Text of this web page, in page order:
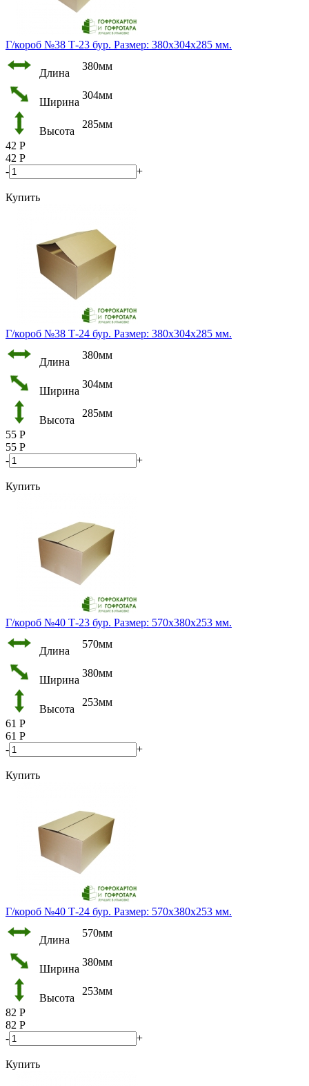
Г/короб №38 Т-23 бур. Размер: 380х304х285 мм.
Длина
380мм
Ширина
304мм
Высота
285мм
42 Р
42 Р
-
+
Купить
Г/короб №38 Т-24 бур. Размер: 380х304х285 мм.
Длина
380мм
Ширина
304мм
Высота
285мм
55 Р
55 Р
-
+
Купить
Г/короб №40 Т-23 бур. Размер: 570х380х253 мм.
Длина
570мм
Ширина
380мм
Высота
253мм
61 Р
61 Р
-
+
Купить
Г/короб №40 Т-24 бур. Размер: 570х380х253 мм.
Длина
570мм
Ширина
380мм
Высота
253мм
82 Р
82 Р
-
+
Купить